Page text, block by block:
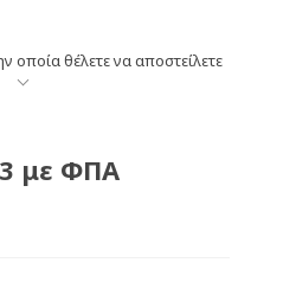
οποία θέλετε να αποστείλετε
με ΦΠΑ